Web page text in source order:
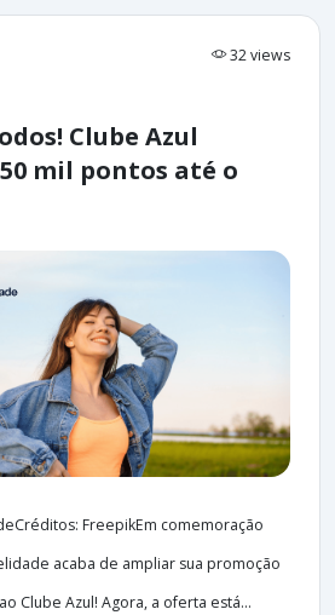
32 views
Clube Azul
mil pontos até o
FreepikEm comemoração
acaba de ampliar sua promoção
Clube Azul! Agora, a oferta está...